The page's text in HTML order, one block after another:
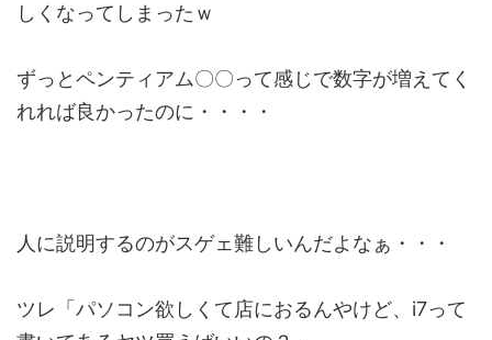
しくなってしまったｗ
ずっとペンティアム〇〇って感じで数字が増えてく
れれば良かったのに・・・・
人に説明するのがスゲェ難しいんだよなぁ・・・
ツレ「パソコン欲しくて店におるんやけど、i7って